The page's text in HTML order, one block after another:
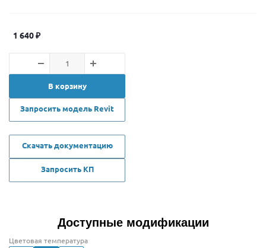
1 640₽
В корзину
Запросить модель Revit
Скачать документацию
Запросить КП
Доступные модификации
Цветовая температура